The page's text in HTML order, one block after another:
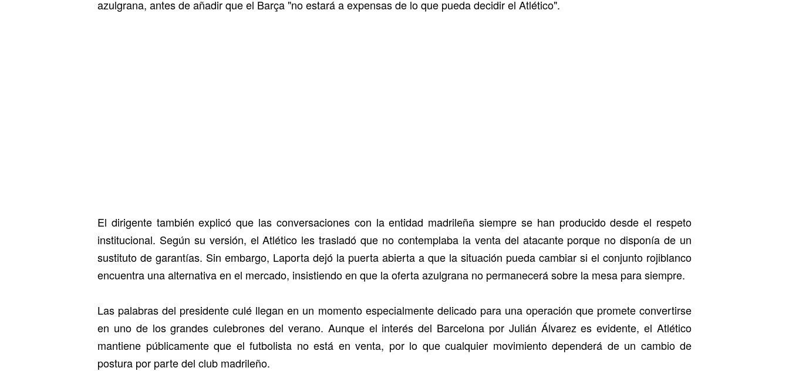
azulgrana, antes de añadir que el Barça "no estará a expensas de lo que pueda decidir el Atlético".
El dirigente también explicó que las conversaciones con la entidad madrileña siempre se han producido desde el respeto
institucional. Según su versión, el Atlético les trasladó que no contemplaba la venta del atacante porque no disponía de un
sustituto de garantías. Sin embargo, Laporta dejó la puerta abierta a que la situación pueda cambiar si el conjunto rojiblanco
encuentra una alternativa en el mercado, insistiendo en que la oferta azulgrana no permanecerá sobre la mesa para siempre.
Las palabras del presidente culé llegan en un momento especialmente delicado para una operación que promete convertirse
en uno de los grandes culebrones del verano. Aunque el interés del Barcelona por Julián Álvarez es evidente, el Atlético
mantiene públicamente que el futbolista no está en venta, por lo que cualquier movimiento dependerá de un cambio de
postura por parte del club madrileño.